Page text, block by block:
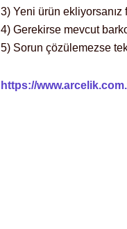
3) Yeni ürün ekliyorsanız
4) Gerekirse mevcut
5) Sorun çözülemezse
https://